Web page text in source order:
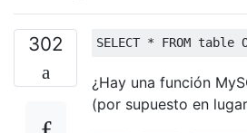
302 SELECT * FROM table
¿Hay una función
(por supuesto en